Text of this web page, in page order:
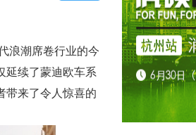
浪潮席卷行业的今
延续了蒙迪欧车系
带来了令人惊喜的